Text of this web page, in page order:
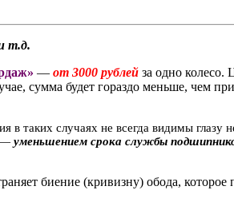
т.д.
— от 3000 рублей за одно колесо.
сумма будет гораздо меньше, чем
в таких случаях не всегда видимы глазу
— уменьшением срока службы
биение (кривизну) обода, которое